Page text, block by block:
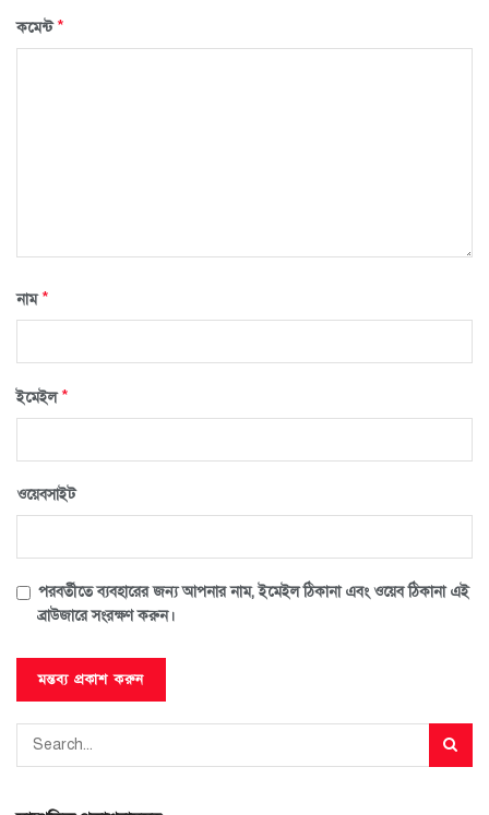
কমেন্ট*
নাম*
ইমেইল*
ওয়েবসাইট
পরবর্তীতে ব্যবহারের জন্য আপনার নাম, ইমেইল ঠিকানা এবং ওয়েব ঠিকানা এই
ব্রাউজারে সংরক্ষণ করুন।